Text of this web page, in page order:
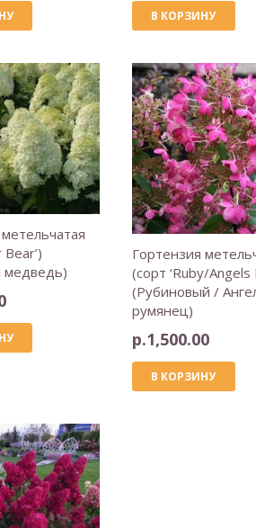
В КОРЗИНУ
Bear’)
Гортензия
(сорт ‘Ruby/Angels
(Рубиновый /
румянец)
р.1,500.00
В КОРЗИНУ